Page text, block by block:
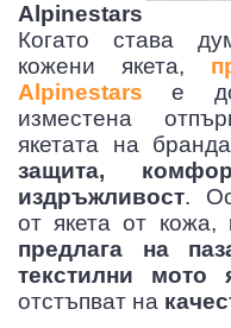
Alpinestars
Когато става
кожени якета,
Alpinestars е
изместена
якетата на
защита,
издръжливост.
от якета от кожа,
предлага на
текстилни мото
отстъпват на